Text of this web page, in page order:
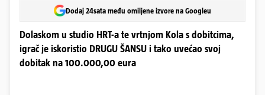
Dodaj 24sata među omiljene izvore na Googleu
Dolaskom u studio HRT-a te vrtnjom Kola s dobitcima,
igrač je iskoristio DRUGU ŠANSU i tako uvećao svoj
dobitak na 100.000,00 eura